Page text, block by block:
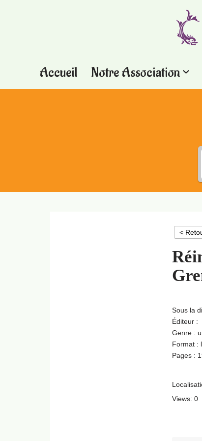
Accueil Notre Association
<
Sous la
Éditeur :
Genre :
Format :
Pages :
Views: 0